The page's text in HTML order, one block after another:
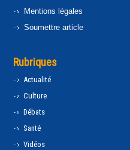
Mentions légales
Soumettre article
Rubriques
Actualité
Culture
Débats
Santé
Vidéos